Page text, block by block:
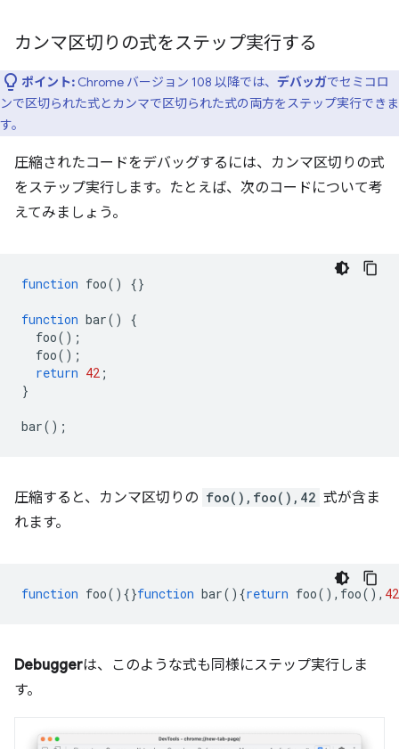
カンマ区切りの式をステップ実行する
ポイント: Chrome バージョン 108 以降では、 デバッガでセミコロ
ンで区切られた式とカンマで区切られた式の両方をステップ実行できま
す。
圧縮されたコードをデバッグするには、カンマ区切りの式
をステップ実行します。たとえば、次のコードについて考
えてみましょう。
function foo() {}
function bar()
{
foo();
foo();
return 42 ;
}
bar();
圧縮すると、カンマ区切りの foo(),foo(),42 式が含ま
れます。
function foo(){}function bar(){return foo(), foo(), 42
Debuggerは、このような式も同様にステップ実行しま
す。